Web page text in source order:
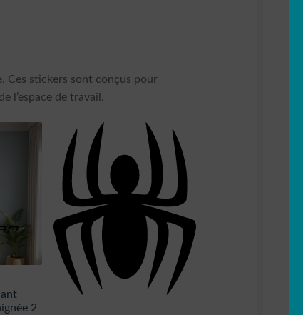
Ces stickers sont conçus pour
l’espace de travail.
2